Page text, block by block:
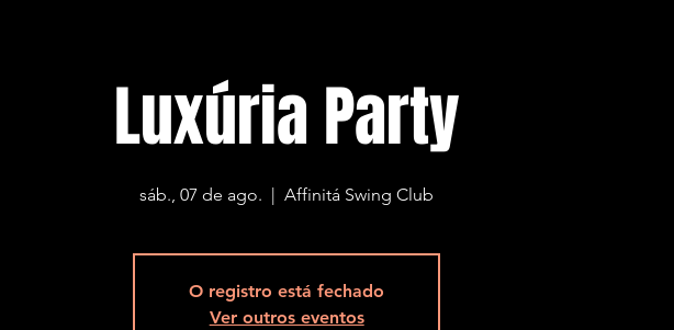
Luxúria Party
sáb., 07 de ago.
  |
Affinitá Swing Club
O registro está fechado
Ver outros eventos